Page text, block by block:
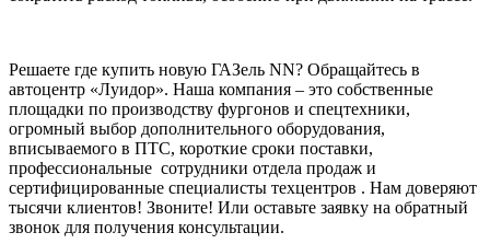
Решаете где купить новую ГАЗель NN? Обращайтесь в
автоцентр «Луидор». Наша компания – это собственные
площадки по производству фургонов и спецтехники,
огромный выбор дополнительного оборудования,
вписываемого в ПТС, короткие сроки поставки,
профессиональные сотрудники отдела продаж и
сертифицированные специалисты техцентров . Нам доверяют
тысячи клиентов! Звоните! Или оставьте заявку на обратный
звонок для получения консультации.